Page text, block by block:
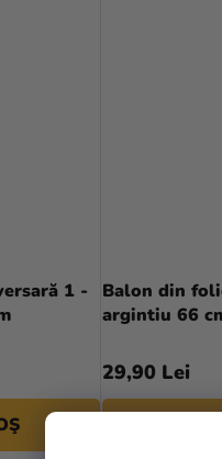
1 -
Balon din
argintiu 66
29,90 Lei